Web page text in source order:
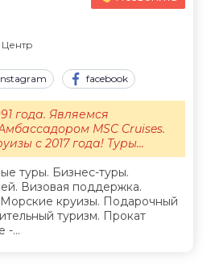
Центр
facebook
туры. Бизнес-туры.
Визовая поддержка.
круизы. Подарочный
туризм. Прокат
-...
года. Являемся
MSC Cruises.
с 2017 года! Туры...